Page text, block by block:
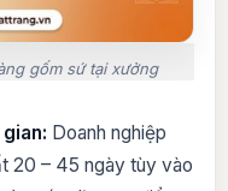
gốm sứ tại xưởng
Doanh nghiệp
20 – 45 ngày tùy vào